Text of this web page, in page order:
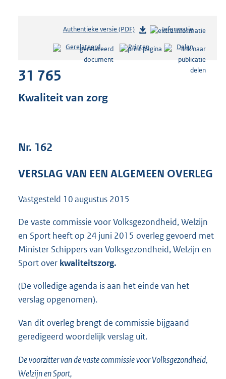
Authentieke versie (PDF)b
s
e
0
Informatie
Gerelateerd Printen Delen
31 765
Kwaliteit van zorg
Nr. 162
VERSLAG VAN EEN ALGEMEEN OVERLEG
Vastgesteld 10 augustus 2015
De vaste commissie voor Volksgezondheid, Welzijn
en Sport heeft op 24 juni 2015 overleg gevoerd met
Minister Schippers van Volksgezondheid, Welzijn en
Sport over kwaliteitszorg.
(De volledige agenda is aan het einde van het
verslag opgenomen).
Van dit overleg brengt de commissie bijgaand
geredigeerd woordelijk verslag uit.
De voorzitter van de vaste commissie voor Volksgezondheid,
Welzijn en Sport,